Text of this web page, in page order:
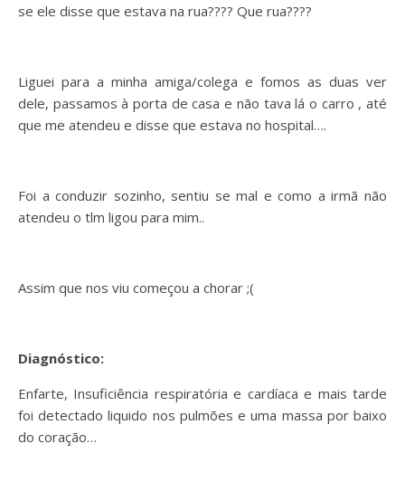
se ele disse que estava na rua???? Que rua????
Liguei para a minha amiga/colega e fomos as duas ver
dele, passamos à porta de casa e não tava lá o carro , até
que me atendeu e disse que estava no hospital….
Foi a conduzir sozinho, sentiu se mal e como a irmã não
atendeu o tlm ligou para mim..
Assim que nos viu começou a chorar ;(
Diagnóstico:
Enfarte, Insuficiência respiratória e cardíaca e mais tarde
foi detectado liquido nos pulmões e uma massa por baixo
do coração…